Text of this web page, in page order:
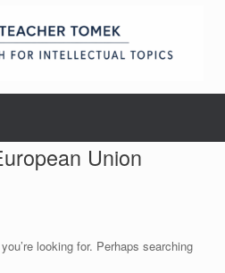
Union
looking for. Perhaps searching